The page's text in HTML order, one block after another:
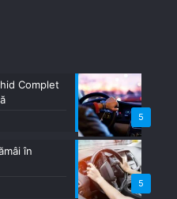
5
Complet
5
în